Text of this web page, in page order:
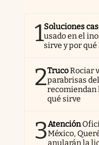
1Soluciones
usado en el
sirve y por
2TrucoRociar
parabrisas
recomiendan
qué sirve
3Atención
México,
anularán la